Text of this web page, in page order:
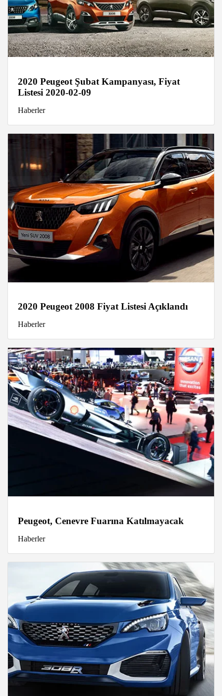
2020 Peugeot Şubat Kampanyası, Fiyat
Listesi 2020-02-09
Haberler
2020 Peugeot 2008 Fiyat Listesi Açıklandı
Haberler
Peugeot, Cenevre Fuarına Katılmayacak
Haberler